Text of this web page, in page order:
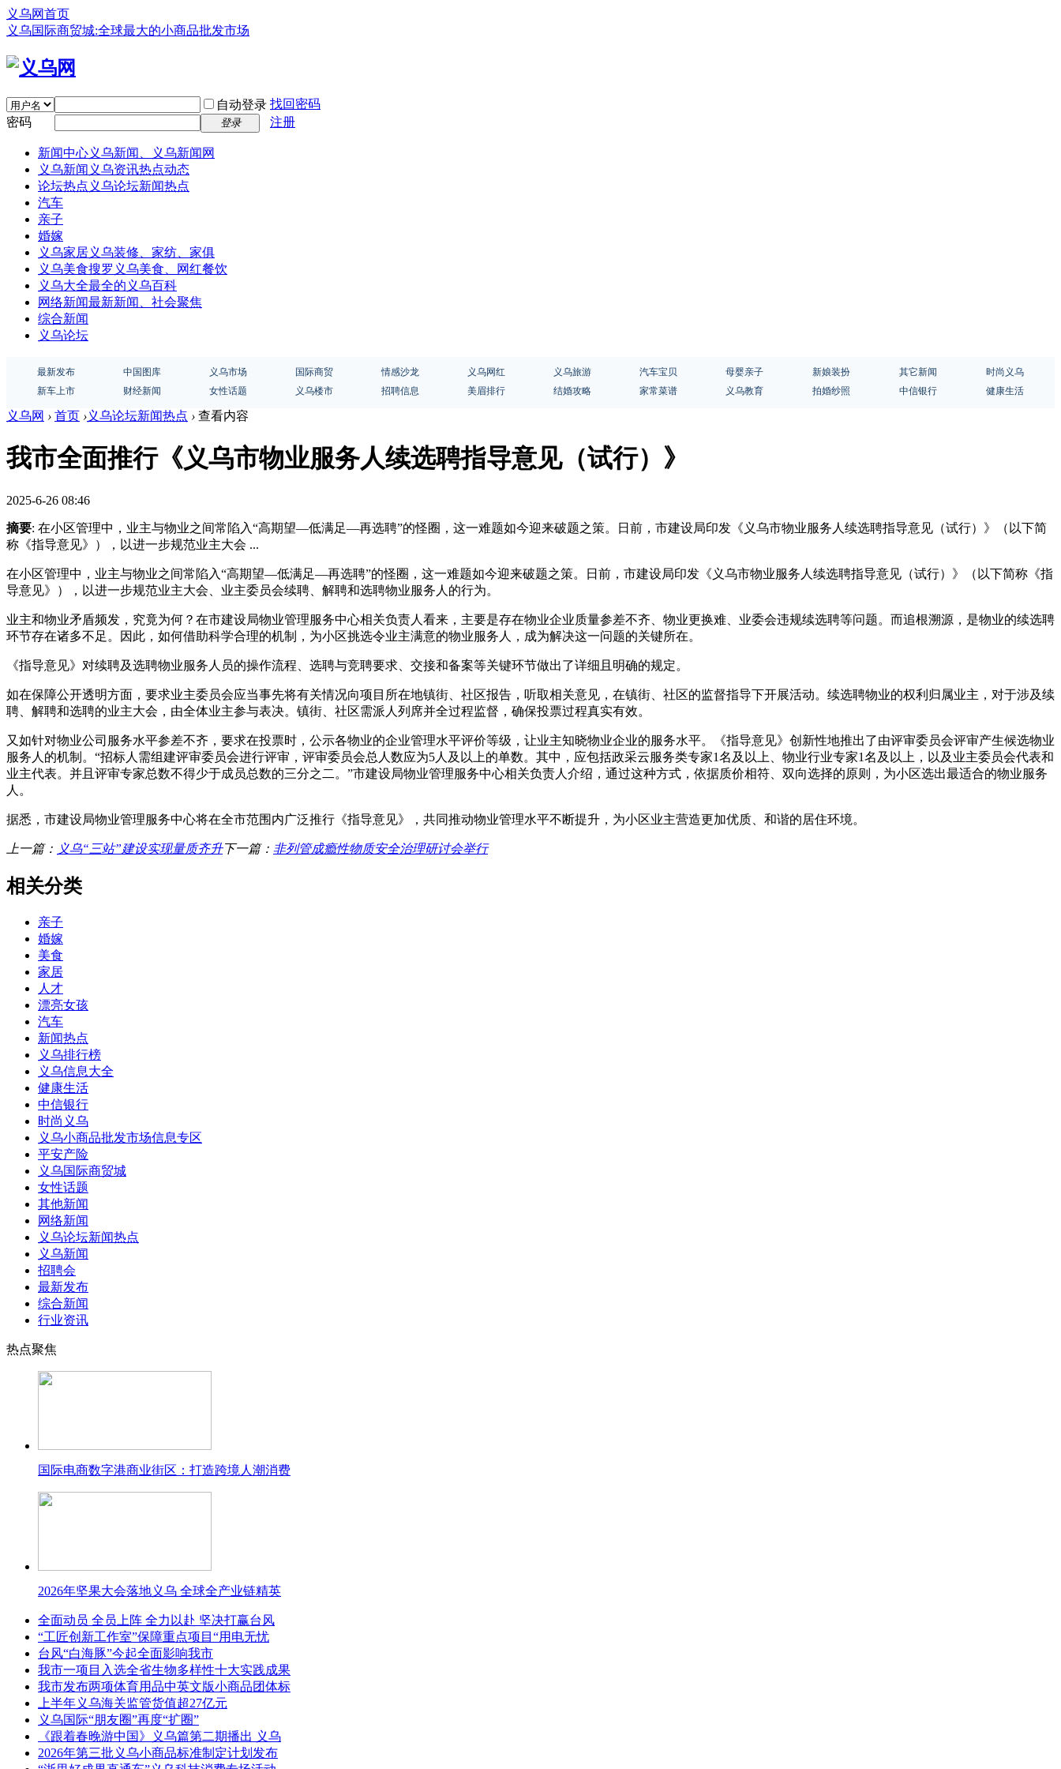
义乌网首页
义乌国际商贸城:全球最大的小商品批发市场
自动登录 找回密码
密码
登录 注册
新闻中心义乌新闻、义乌新闻网
义乌新闻 义乌资讯热点动态
论坛热点 义乌论坛新闻热点
汽车
亲子
婚嫁
义乌家居义乌装修、家纺、家俱
义乌美食搜罗义乌美食、网红餐饮
义乌大全最全的义乌百科
网络新闻最新新闻、社会聚焦
综合新闻
义乌论坛
最新发布 中国图库 义乌市场 国际商贸 情感沙龙 义乌网红 义乌旅游 汽车宝贝 母婴亲子 新娘装扮 其它新闻
时尚义乌
新车上市
财经新闻 女性话题 义乌楼市 招聘信息 美眉排行 结婚攻略 家常菜谱 义乌教育 拍婚纱照 中信银行 健康生活
义乌网 › 首页 ›义乌论坛新闻热点 › 查看内容
我市全面推行《义乌市物业服务人续选聘指导意见（试行）》
2025-6-26 08:46
摘要: 在小区管理中，业主与物业之间常陷入“高期望—低满足—再选聘”的怪圈，这一难题如今迎来破题之策。日前，市建设局印发《义乌市物业服务人续选聘指导意见（试行）》（以下简
称《指导意见》），以进一步规范业主大会 ...
在小区管理中，业主与物业之间常陷入“高期望—低满足—再选聘”的怪圈，这一难题如今迎来破题之策。日前，市建设局印发《义乌市物业服务人续选聘指导意见（试行）》（以下简称《指
导意见》），以进一步规范业主大会、业主委员会续聘、解聘和选聘物业服务人的行为。
业主和物业矛盾频发，究竟为何？在市建设局物业管理服务中心相关负责人看来，主要是存在物业企业质量参差不齐、物业更换难、业委会违规续选聘等问题。而追根溯源，是物业的续选聘
环节存在诸多不足。因此，如何借助科学合理的机制，为小区挑选令业主满意的物业服务人，成为解决这一问题的关键所在。
《指导意见》对续聘及选聘物业服务人员的操作流程、选聘与竞聘要求、交接和备案等关键环节做出了详细且明确的规定。
如在保障公开透明方面，要求业主委员会应当事先将有关情况向项目所在地镇街、社区报告，听取相关意见，在镇街、社区的监督指导下开展活动。续选聘物业的权利归属业主，对于涉及续
聘、解聘和选聘的业主大会，由全体业主参与表决。镇街、社区需派人列席并全过程监督，确保投票过程真实有效。
又如针对物业公司服务水平参差不齐，要求在投票时，公示各物业的企业管理水平评价等级，让业主知晓物业企业的服务水平。《指导意见》创新性地推出了由评审委员会评审产生候选物业
服务人的机制。“招标人需组建评审委员会进行评审，评审委员会总人数应为5人及以上的单数。其中，应包括政采云服务类专家1名及以上、物业行业专家1名及以上，以及业主委员会代表和
业主代表。并且评审专家总数不得少于成员总数的三分之二。”市建设局物业管理服务中心相关负责人介绍，通过这种方式，依据质价相符、双向选择的原则，为小区选出最适合的物业服务
人。
据悉，市建设局物业管理服务中心将在全市范围内广泛推行《指导意见》，共同推动物业管理水平不断提升，为小区业主营造更加优质、和谐的居住环境。
上一篇： 义乌“三站”建设实现量质齐升下一篇： 非列管成瘾性物质安全治理研讨会举行
相关分类
亲子
婚嫁
美食
家居
人才
漂亮女孩
汽车
新闻热点
义乌排行榜
义乌信息大全
健康生活
中信银行
时尚义乌
义乌小商品批发市场信息专区
平安产险
义乌国际商贸城
女性话题
其他新闻
网络新闻
义乌论坛新闻热点
义乌新闻
招聘会
最新发布
综合新闻
行业资讯
热点聚焦
国际电商数字港商业街区：打造跨境人潮消费
2026年坚果大会落地义乌 全球全产业链精英
全面动员 全员上阵 全力以赴 坚决打赢台风
“工匠创新工作室”保障重点项目“用电无忧
台风“白海豚”今起全面影响我市
我市一项目入选全省生物多样性十大实践成果
我市发布两项体育用品中英文版小商品团体标
上半年义乌海关监管货值超27亿元
义乌国际“朋友圈”再度“扩圈”
《跟着春晚游中国》义乌篇第二期播出 义乌
2026年第三批义乌小商品标准制定计划发布